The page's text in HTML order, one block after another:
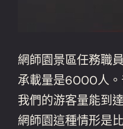
網師園景區任務職
承載量是6000人。
我們的游客量能到
網師園這種情形是